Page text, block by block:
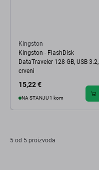
Kingston
Kingston - FlashDisk
DataTraveler 128 GB, USB 3.2,
crveni
15,22 €
NA STANJU 1 kom
5 od 5 proizvoda